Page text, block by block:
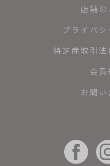
店舗の
プライバ
特定商取引
会員
お問い